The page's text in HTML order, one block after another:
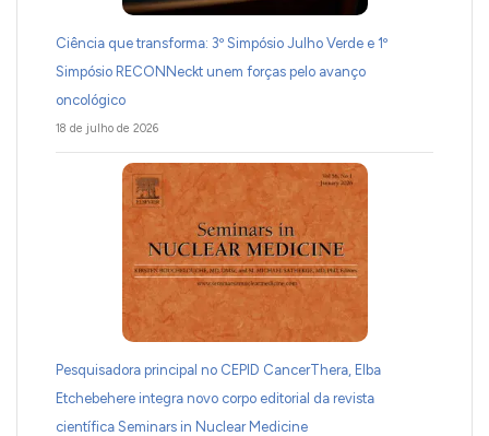
Ciência que transforma: 3º Simpósio Julho Verde e 1º
Simpósio RECONNeckt unem forças pelo avanço
oncológico
18 de julho de 2026
Pesquisadora principal no CEPID CancerThera, Elba
Etchebehere integra novo corpo editorial da revista
científica Seminars in Nuclear Medicine